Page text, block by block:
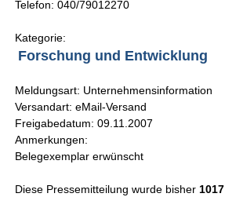
Telefon: 040/79012270
Kategorie:
Forschung und Entwicklung
Meldungsart: Unternehmensinformation
Versandart: eMail-Versand
Freigabedatum: 09.11.2007
Anmerkungen:
Belegexemplar erwünscht
Diese Pressemitteilung wurde bisher 1017